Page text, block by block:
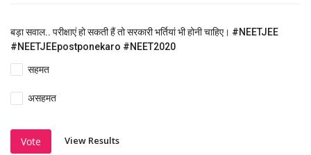
बड़ा सवाल.. परीक्षाएं हो सकती हैं तो सरकारी भर्तियां भी होनी चाहिए। #NEETJEE
#NEETJEEpostponekaro #NEET2020
सहमत
असहमत
Vote View Results